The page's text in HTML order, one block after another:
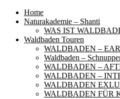
Home
Naturakademie – Shanti
WAS IST
Waldbaden Touren
WALDBADEN –
Waldbaden –
WALDBADEN –
WALDBADEN –
WALDBADEN
WALDBADEN FÜR